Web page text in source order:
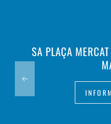
SA PLAÇA